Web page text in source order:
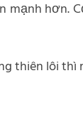
thiên lôi thì